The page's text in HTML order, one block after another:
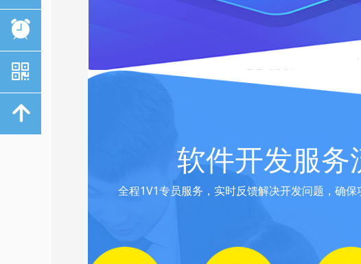
软件开发服务
全程1V1专员服务，实时反馈解决开发问题，确
뀥
낃
녕